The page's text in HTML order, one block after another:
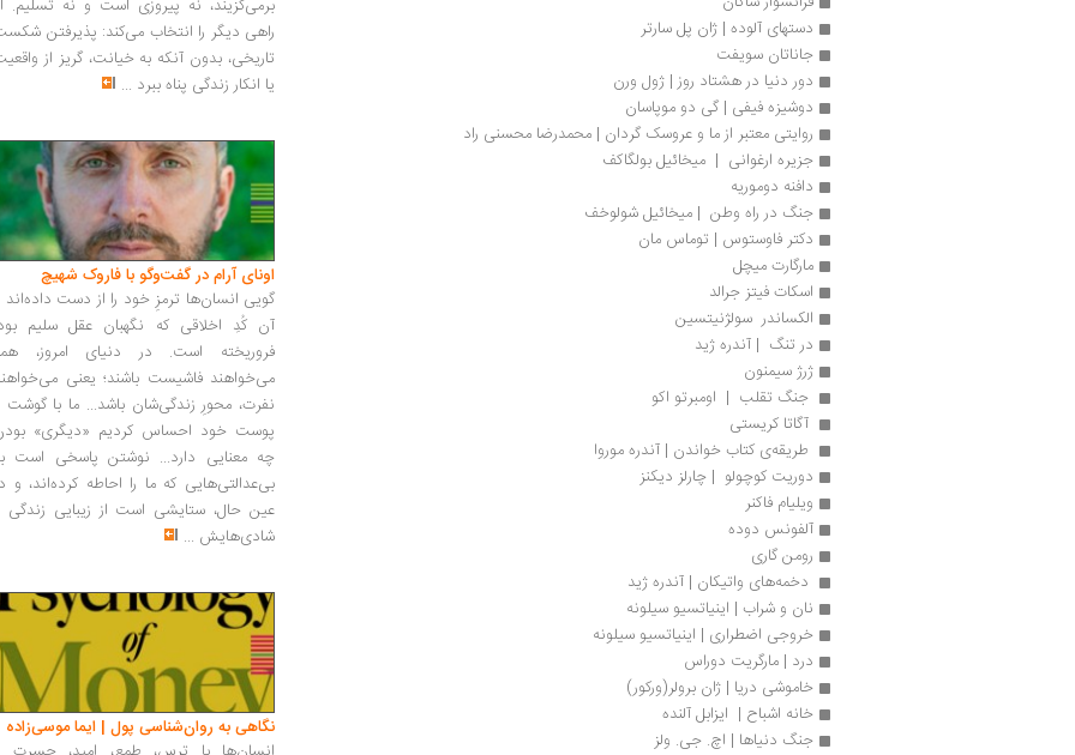
دستهای آلوده | ژان پل سارتر
جاناتان سویفت
دور دنیا در هشتاد روز | ژول ورن
دوشیزه فیفی | گی دو موپاسان
روایتی معتبر از ما و عروسک گردان | محمدرضا محسنی راد
جزیره ارغوانی  |  میخائیل بولگاکف
دافنه دوموریه
جنگ در راه وطن  | میخائیل شولوخف
دکتر فاوستوس | توماس مان
مارگارت میچل
اسکات فیتز جرالد
الکساندر  سولژنیتسین
در تنگ  | آندره ژید
ژرژ سیمنون
جنگ تقلب  |  اومبرتو اکو
آگاتا کریستی
طریقه‌ی کتاب خواندن | آندره موروا
دوریت کوچولو  | چارلز دیکنز
ویلیام فاکنر
آلفونس دوده
رومن گاری
دخمه‌­های واتیکان | آندره ژید
نان و شراب | اینیاتسیو سیلونه
خروجی اضطراری | اینیاتسیو سیلونه
درد | مارگریت دوراس
خاموشی دریا | ژان برولر(ورکور)
خانه اشباح |  ایزابل آلنده
جنگ دنیاها | اچ. جی. ولز
برمی‌گزیند، نه پیروزی است و نه تسلیم.
راهی دیگر را انتخاب می‌کند: پذیرفتن
تاریخی، بدون آنکه به خیانت، گریز از
یا انکار زندگی پناه ببرد ...
اونای آرام در گفت‌وگو با فاروک شهیچ‭
گویی انسان‌ها ترمزِ خود را از دست داده‌اند
آن کُدِ اخلاقی که نگهبان عقل سلیم
فروریخته است. در دنیای امروز،
می‌خواهند فاشیست باشند؛ یعنی
نفرت، محورِ زندگی‌شان باشد... ما با گوشت
پوست خود احساس کردیم «دیگری»
چه معنایی دارد... نوشتن پاسخی است
بی‌عدالتی‌هایی که ما را احاطه کرده‌اند، و
عین حال، ستایشی است از زیبایی زندگی
شادی‌هایش ...
نگاهی به روان‌شناسی پول | ایما موسی‌زاده